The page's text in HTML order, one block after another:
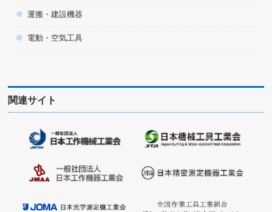
運搬・建設機器
電動・空気工具
関連サイト